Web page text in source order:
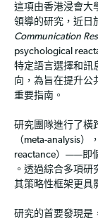
這項由香港浸會大
領導的研究，近日
Communication
psychological
特定語言選擇和訊
向，為旨在提升公
重要指南。
研究團隊進行了橫
（meta-analysis
reactance）——即
。透過綜合多項
其策略性框架更具
研究的首要發現是